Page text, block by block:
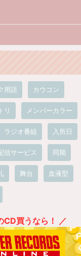
用語 カウコン
リ メンバーカラー
ラジオ番組 入所日
信サービス 同期
舞台 血液型
CD買うなら！ ／